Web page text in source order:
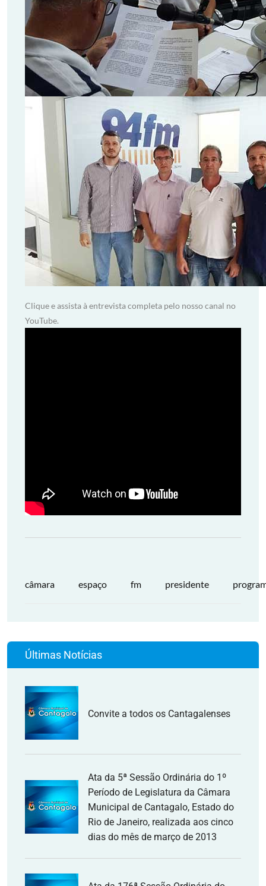
Clique e assista à entrevista completa pelo nosso canal no
YouTube.
câmara espaço fm presidente
Últimas Notícias
Convite a todos os Cantagalenses
Ata da 5ª Sessão Ordinária do 1º
Período de Legislatura da Câmara
Municipal de Cantagalo, Estado do
Rio de Janeiro, realizada aos cinco
dias do mês de março de 2013